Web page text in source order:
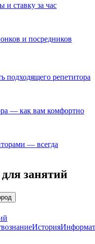
и ставку за час
и посредников
подходящего репетитора
— как вам комфортно
— всегда
занятий
История